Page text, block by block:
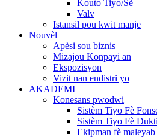
Kouto Tiyo/Sè
Valv
Istansil pou kwit manje
Nouvèl
Apèsi sou biznis
Mizajou Konpayi an
Ekspozisyon
Vizit nan endistri yo
AKADEMI
Konesans pwodwi
Sistèm Tiyo Fè
Sistèm Tiyo Fè
Ekipman fè maleyab